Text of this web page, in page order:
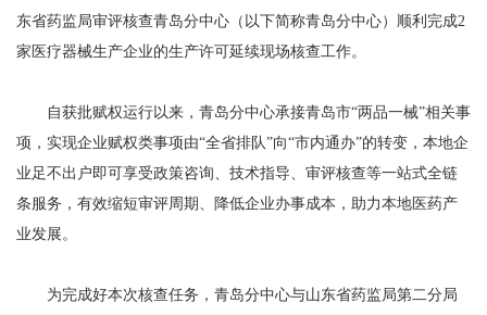
东省药监局审评核查青岛分中心（以下简称青岛分中心）顺利完成2
家医疗器械生产企业的生产许可延续现场核查工作。
自获批赋权运行以来，青岛分中心承接青岛市“两品一械”相关事
项，实现企业赋权类事项由“全省排队”向“市内通办”的转变，本地企
业足不出户即可享受政策咨询、技术指导、审评核查等一站式全链
条服务，有效缩短审评周期、降低企业办事成本，助力本地医药产
业发展。
为完成好本次核查任务，青岛分中心与山东省药监局第二分局